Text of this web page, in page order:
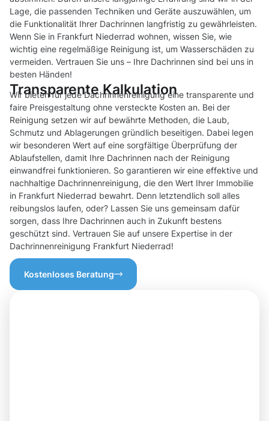
Lage, die passenden Techniken und Geräte auszuwählen, um
die Funktionalität Ihrer Dachrinnen langfristig zu gewährleisten.
Wenn Sie in Frankfurt Niederrad wohnen, wissen Sie, wie
wichtig eine regelmäßige Reinigung ist, um Wasserschäden zu
vermeiden. Vertrauen Sie uns – Ihre Dachrinnen sind bei uns in
besten Händen!
Transparente Kalkulation
Wir bieten für jede Dachrinnenreinigung eine transparente und
faire Preisgestaltung ohne versteckte Kosten an. Bei der
Reinigung setzen wir auf bewährte Methoden, die Laub,
Schmutz und Ablagerungen gründlich beseitigen. Dabei legen
wir besonderen Wert auf eine sorgfältige Überprüfung der
Ablaufstellen, damit Ihre Dachrinnen nach der Reinigung
einwandfrei funktionieren. So garantieren wir eine effektive und
nachhaltige Dachrinnenreinigung, die den Wert Ihrer Immobilie
in Frankfurt Niederrad bewahrt. Denn letztendlich soll alles
reibungslos laufen, oder? Lassen Sie uns gemeinsam dafür
sorgen, dass Ihre Dachrinnen auch in Zukunft bestens
geschützt sind. Vertrauen Sie auf unsere Expertise in der
Dachrinnenreinigung Frankfurt Niederrad!
Kostenloses Beratung